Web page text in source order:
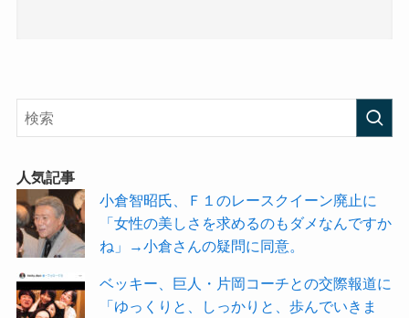
人気記事
小倉智昭氏、Ｆ１のレースクイーン廃止に
「女性の美しさを求めるのもダメなんですか
ね」→小倉さんの疑問に同意。
ベッキー、巨人・片岡コーチとの交際報道に
「ゆっくりと、しっかりと、歩んでいきま